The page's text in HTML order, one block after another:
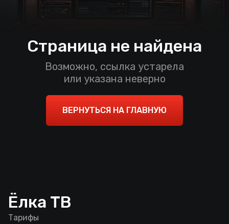
Страница не найдена
Возможно, ссылка устарела
или указана неверно
ВЕРНУТЬСЯ НА ГЛАВНУЮ
Ёлка ТВ
Тарифы